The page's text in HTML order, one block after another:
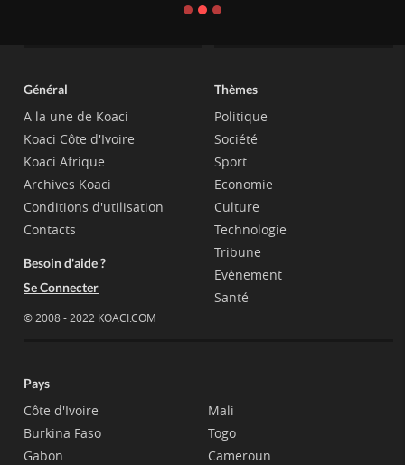
Général
A la une de Koaci
Koaci Côte d'Ivoire
Koaci Afrique
Archives Koaci
Conditions d'utilisation
Contacts
Besoin d'aide ?
Se Connecter
© 2008 - 2022 KOACI.COM
Thèmes
Politique
Société
Sport
Economie
Culture
Technologie
Tribune
Evènement
Santé
Pays
Côte d'Ivoire
Burkina Faso
Gabon
Mali
Togo
Cameroun